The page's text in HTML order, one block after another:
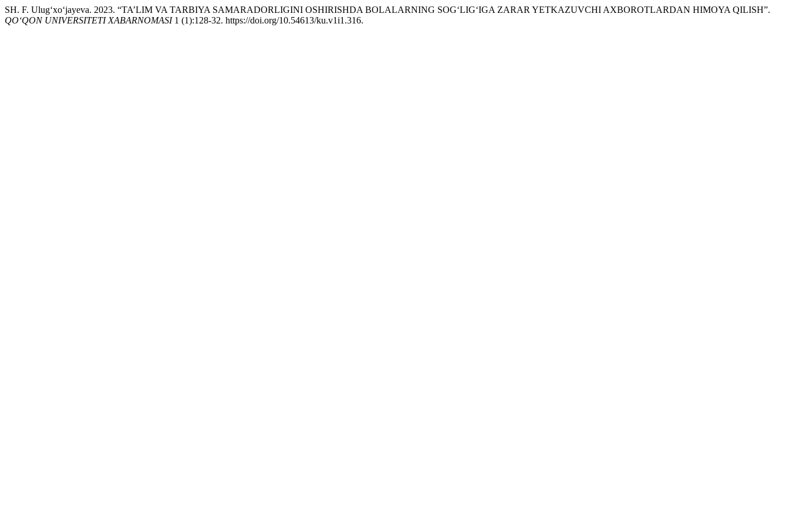
SH. F. Ulug‘xo‘jayeva. 2023. “TA’LIM VA TARBIYA SAMARADORLIGINI OSHIRISHDA BOLALARNING SOG‘LIG‘IGA ZARAR YETKAZUVCHI AXBOROTLARDAN HIMOYA QILISH”.
QO‘QON UNIVERSITETI XABARNOMASI1 (1):128-32. https://doi.org/10.54613/ku.v1i1.316.